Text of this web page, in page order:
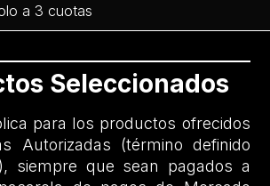
a 3 cuotas
Seleccionados
para los productos ofrecidos
Autorizadas (término definido
siempre que sean pagados a